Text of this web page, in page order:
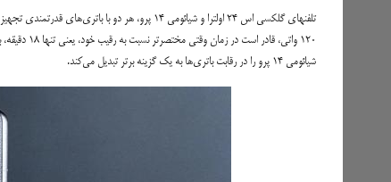
شیائومی 14 پرو را در رقابت باتری‌ها به یک گزینه برتر تبدیل می‌کند.